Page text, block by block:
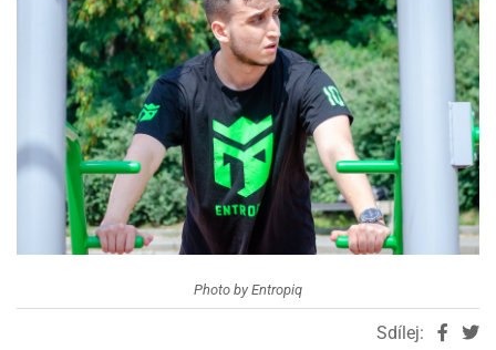
Photo by Entropiq
Sdílej: